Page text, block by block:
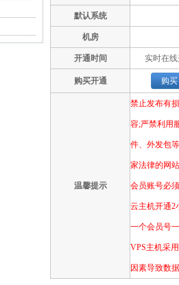
默认系统
机房
开通时间 实时在
购买开通 购买
温馨提示
禁止发布有
容;严禁利用
件、外发包
家法律的网
会员账号必
云主机开通2
一个会员号
VPS主机采
因素导致数